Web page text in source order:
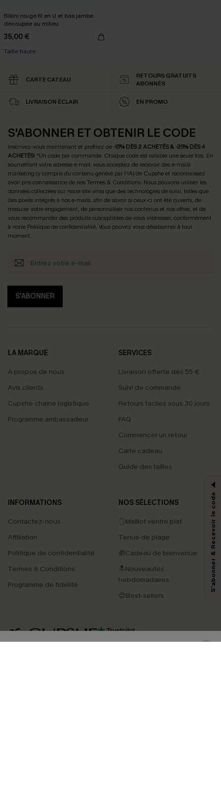
Bikini rouge fil en U et bas jambe
découpée au milieu
35,00 €
Taille haute
CARTE CATEAU
RETOURS GRATUITS
ABONNÉS
LIVRAISON ÉCLAIR EN PROMO
S'ABONNER ET OBTENIR LE CODE
Inscrivez-vous maintenant et profitez de -15% DÈS 2 ACHETÉS & -25% DÈS 4
ACHETÉS! *Un code par commande. Chaque code est valable une seule fois. En
soumettant votre adresse e-mail, vous acceptez de recevoir des e-mails
marketing (y compris du contenu généré par l'IA) de Cupshe et reconnaissez
avoir pris connaissance de nosTermes & Conditions. Nous pouvons utiliser les
données collectées sur notre site ainsi que des technologies de suivi, telles que
des pixels intégrés à nos e-mails, afin de savoir si ceux-ci ont été ouverts, de
mesurer votre engagement, de personnaliser nos contenus et nos offres, et de
vous recommander des produits susceptibles de vous intéresser, conformément
à notre Politique de confidentialité. Vous pouvez vous désabonner à tout
moment.
S'ABONNER
LA MARQUE
À propos de nous
Avis clients
Cupshe chaîne logistique
Programme ambassadeur
SERVICES
Livraison offerte dès 55 €
Suivi de commande
Retours faciles sous 30 jours
FAQ
Commencer un retour
Carte cadeau
Guide des tailles
INFORMATIONS
Contactez-nous
Affiliation
Politique de confidentialité
Termes & Conditions
Programme de fidélité
NOS SÉLECTIONS
🩱Maillot ventre plat
Tenue de plage
🎁Cadeau de bienvenue
🔝Nouveautés
hebdomadaires
😍Best-sellers
4.4
PROFITEZ DE -15%
marketing (y compris du contenu généré par l'IA) de Cupshe et
pouvons utiliser les données collectées sur notre site ainsi que des
savoir si ceux-ci ont été ouverts, de mesurer votre engagement, de
personnaliser nos contenus et nos offres, et de vous recommander des
produits susceptibles de vous intéresser, conformément à notre
Politique de
. Vous pouvez vous désabonner à tout moment.
S'abonner & Recevoir le code